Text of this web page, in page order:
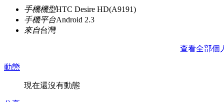
手機機型HTC Desire HD(A9191)
手機平台Android 2.3
來自台灣
查看全部個
動態
現在還沒有動態